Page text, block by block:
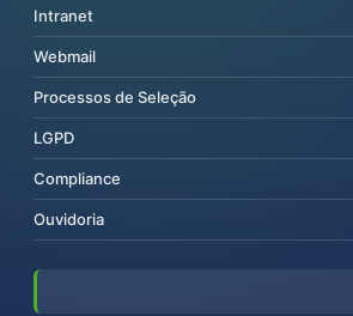
Intranet
Webmail
Processos de Seleção
LGPD
Compliance
Ouvidoria